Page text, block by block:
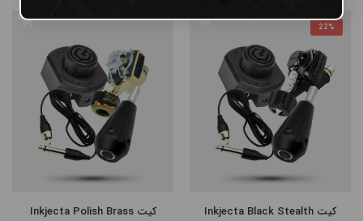
22%
کیت Inkjecta Black Stealth کیت Inkjecta Polish Brass